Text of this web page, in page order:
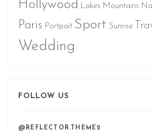
Hollywood Lakes Mountains
Paris Portpait Sport Sunrise
Wedding
FOLLOW US
@REFLECTOR.THEME2